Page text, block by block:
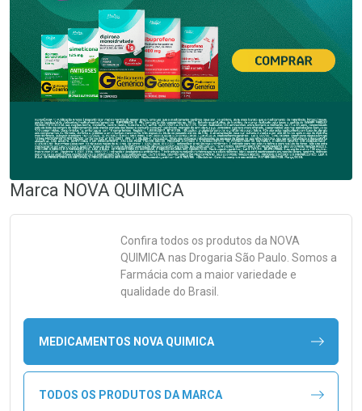
Marca NOVA QUIMICA
Confira todos os produtos da NOVA
QUIMICA nas Drogaria São Paulo. Somos a
Farmácia com a maior variedade e
qualidade do Brasil.
MEDICAMENTOS NOVA QUIMICA
TODOS OS PRODUTOS DA MARCA